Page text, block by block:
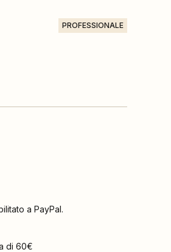
PROFESSIONALE
a PayPal.
di 60€